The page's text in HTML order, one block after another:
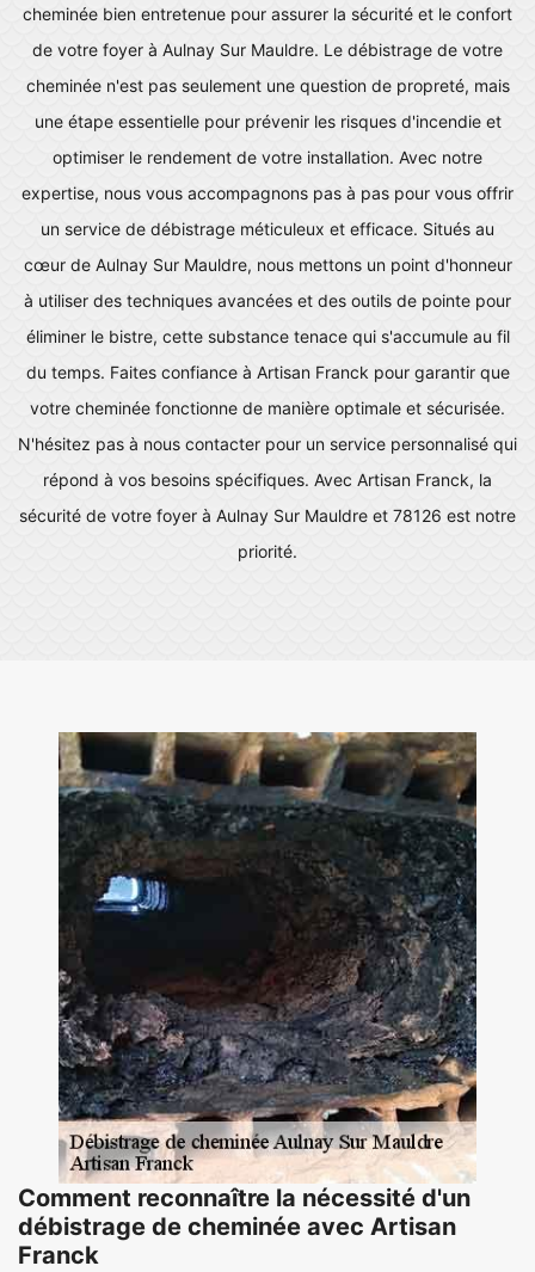
cheminée bien entretenue pour assurer la sécurité et le confort
de votre foyer à Aulnay Sur Mauldre. Le débistrage de votre
cheminée n'est pas seulement une question de propreté, mais
une étape essentielle pour prévenir les risques d'incendie et
optimiser le rendement de votre installation. Avec notre
expertise, nous vous accompagnons pas à pas pour vous offrir
un service de débistrage méticuleux et efficace. Situés au
cœur de Aulnay Sur Mauldre, nous mettons un point d'honneur
à utiliser des techniques avancées et des outils de pointe pour
éliminer le bistre, cette substance tenace qui s'accumule au fil
du temps. Faites confiance à Artisan Franck pour garantir que
votre cheminée fonctionne de manière optimale et sécurisée.
N'hésitez pas à nous contacter pour un service personnalisé qui
répond à vos besoins spécifiques. Avec Artisan Franck, la
sécurité de votre foyer à Aulnay Sur Mauldre et 78126 est notre
priorité.
Comment reconnaître la nécessité d'un
débistrage de cheminée avec Artisan
Franck